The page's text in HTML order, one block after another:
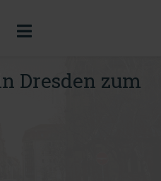
Dresden zum